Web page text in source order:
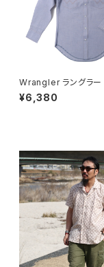
Wrangler ラングラ
W シャンブレー 長袖
エスタンシャツ
¥6,380